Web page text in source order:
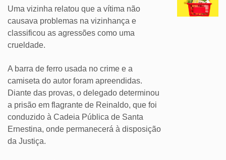
Uma vizinha relatou que a vítima não
causava problemas na vizinhança e
classificou as agressões como uma
crueldade.
A barra de ferro usada no crime e a
camiseta do autor foram apreendidas.
Diante das provas, o delegado determinou
a prisão em flagrante de Reinaldo, que foi
conduzido à Cadeia Pública de Santa
Ernestina, onde permanecerá à disposição
da Justiça.